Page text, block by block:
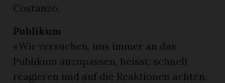
Costanzo.
Publikum
«Wir versuchen, uns immer an das
Publikum anzupassen, heisst: schnell
reagieren und auf die Reaktionen achten.